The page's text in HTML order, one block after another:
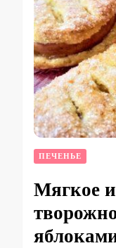
ПЕЧЕНЬЕ
Мягкое